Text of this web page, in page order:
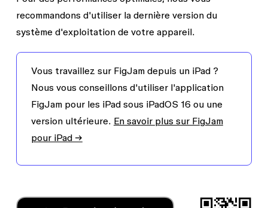
recommandons d'utiliser la dernière version du
système d'exploitation de votre appareil.
Vous travaillez sur FigJam depuis un iPad ?
Nous vous conseillons d'utiliser l'application
FigJam pour les iPad sous iPadOS 16 ou une
version ultérieure. En savoir plus sur FigJam
pour iPad →